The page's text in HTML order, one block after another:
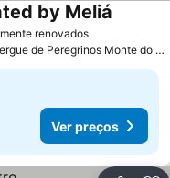
renovados
by Meliá
a 4.4 km de Albergue de Peregrinos Monte do Gozo
Ver preços